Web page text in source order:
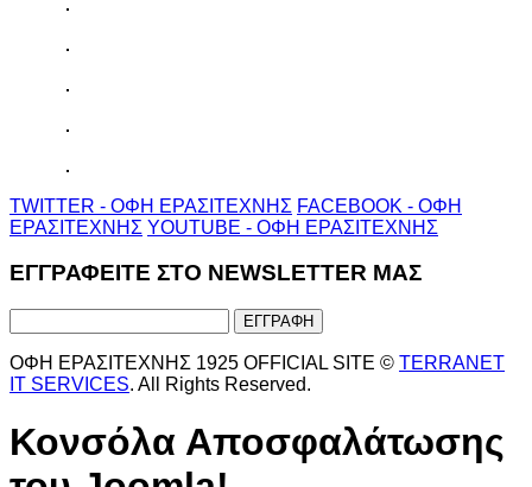
TWITTER - ΟΦΗ ΕΡΑΣΙΤΕΧΝΗΣ FACEBOOK - ΟΦΗ
ΕΡΑΣΙΤΕΧΝΗΣ YOUTUBE - ΟΦΗ ΕΡΑΣΙΤΕΧΝΗΣ
ΕΓΓΡΑΦΕΙΤΕ ΣΤΟ NEWSLETTER ΜΑΣ
ΟΦΗ ΕΡΑΣΙΤΕΧΝΗΣ 1925 OFFICIAL SITE © TERRANET
IT SERVICES. All Rights Reserved.
Κονσόλα Αποσφαλάτωσης